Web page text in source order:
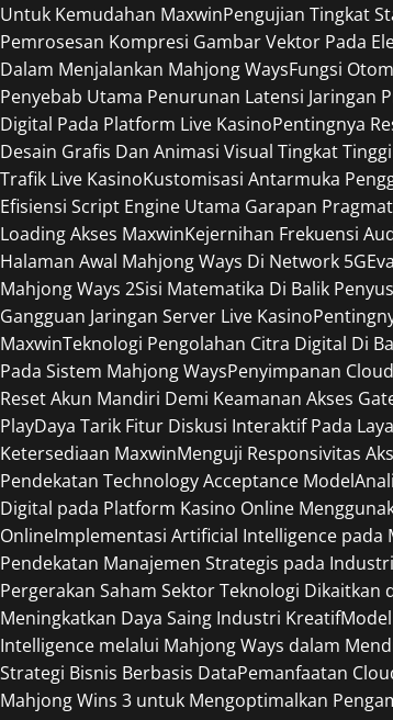
Untuk Kemudahan MaxwinPengujian Tingkat
Pemrosesan Kompresi Gambar Vektor Pada
Dalam Menjalankan Mahjong WaysFungsi
Penyebab Utama Penurunan Latensi Jaringan
Digital Pada Platform Live KasinoPentingnya
Desain Grafis Dan Animasi Visual Tingkat
Trafik Live KasinoKustomisasi Antarmuka
Efisiensi Script Engine Utama Garapan
Loading Akses MaxwinKejernihan Frekuensi
Halaman Awal Mahjong Ways Di Network 5G
Mahjong Ways 2Sisi Matematika Di Balik
Gangguan Jaringan Server Live Kasino
MaxwinTeknologi Pengolahan Citra Digital Di
Pada Sistem Mahjong WaysPenyimpanan
Reset Akun Mandiri Demi Keamanan Akses
PlayDaya Tarik Fitur Diskusi Interaktif Pada
Ketersediaan MaxwinMenguji Responsivitas
Pendekatan Technology Acceptance Model
Digital pada Platform Kasino Online
OnlineImplementasi Artificial Intelligence pada
Pendekatan Manajemen Strategis pada
Pergerakan Saham Sektor Teknologi
Meningkatkan Daya Saing Industri Kreatif
Intelligence melalui Mahjong Ways dalam
Strategi Bisnis Berbasis DataPemanfaatan
Mahjong Wins 3 untuk Mengoptimalkan